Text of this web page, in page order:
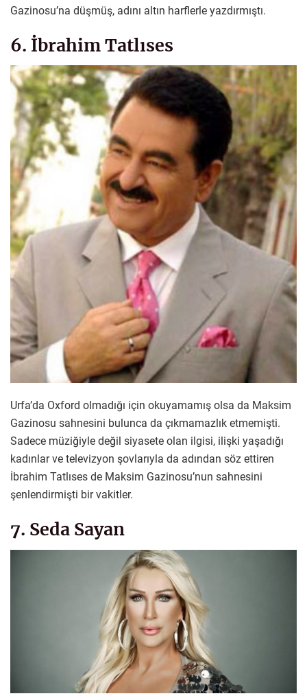
Gazinosu’na düşmüş, adını altın harflerle yazdırmıştı.
6. İbrahim Tatlıses
Urfa’da Oxford olmadığı için okuyamamış olsa da Maksim
Gazinosu sahnesini bulunca da çıkmamazlık etmemişti.
Sadece müziğiyle değil siyasete olan ilgisi, ilişki yaşadığı
kadınlar ve televizyon şovlarıyla da adından söz ettiren
İbrahim Tatlıses de Maksim Gazinosu’nun sahnesini
şenlendirmişti bir vakitler.
7. Seda Sayan